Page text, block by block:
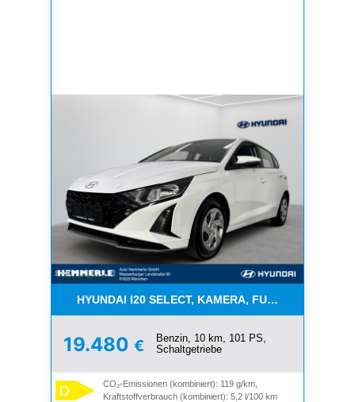
HYUNDAI I20 SELECT, KAMERA, FUNKT.PAKET,
19.480 €
Benzin, 10 km, 101 PS,
Schaltgetriebe
D
CO₂-Emissionen (kombiniert): 119 g/km,
Kraftstoffverbrauch (kombiniert): 5,2 l/100 km